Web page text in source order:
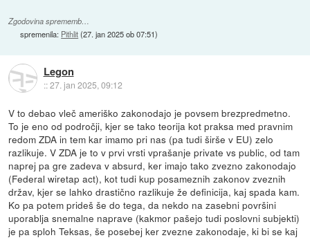
Zgodovina sprememb…
spremenila: Pithlit(27. jan 2025 ob 07:51)
Legon
::27. jan 2025, 09:12
V to debao vleč ameriško zakonodajo je povsem brezpredmetno.
To je eno od področji, kjer se tako teorija kot praksa med pravnim
redom ZDA in tem kar imamo pri nas (pa tudi širše v EU) zelo
razlikuje. V ZDA je to v prvi vrsti vprašanje private vs public, od tam
naprej pa gre zadeva v absurd, ker imajo tako zvezno zakonodajo
(Federal wiretap act), kot tudi kup posameznih zakonov zveznih
držav, kjer se lahko drastično razlikuje že definicija, kaj spada kam.
Ko pa potem prideš še do tega, da nekdo na zasebni površini
uporablja snemalne naprave (kakmor pašejo tudi poslovni subjekti)
je pa sploh Teksas, še posebej ker zvezne zakonodaje, ki bi se kaj